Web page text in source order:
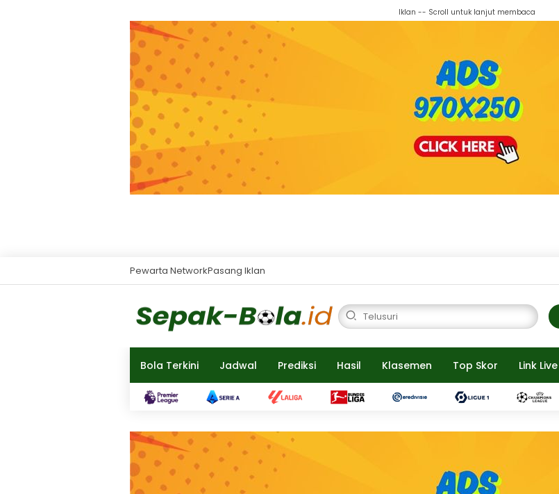
Iklan -- Scroll untuk lanjut membaca
Pewarta NetworkPasang Iklan
Bola Terkini Jadwal Prediksi Hasil Klasemen Top Skor Link